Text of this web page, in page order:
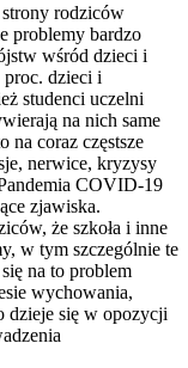
strony rodziców
problemy bardzo
wśród dzieci i
proc. dzieci i
studenci uczelni
na nich same
na coraz częstsze
nerwice, kryzysy
COVID-19
zjawiska.
że szkoła i inne
w tym szczególnie te
na to problem
wychowania,
dzieje się w opozycji